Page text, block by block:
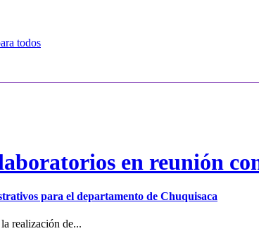
todos
en reunión
para el departamento de Chuquisaca
realización de...